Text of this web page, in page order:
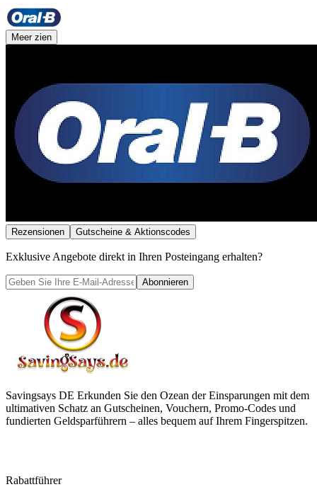
Meer zien
Rezensionen Gutscheine & Aktionscodes
Exklusive Angebote direkt in Ihren Posteingang erhalten?
Abonnieren
Savingsays DE Erkunden Sie den Ozean der Einsparungen mit dem
ultimativen Schatz an Gutscheinen, Vouchern, Promo-Codes und
fundierten Geldsparführern – alles bequem auf Ihrem Fingerspitzen.
Rabattführer